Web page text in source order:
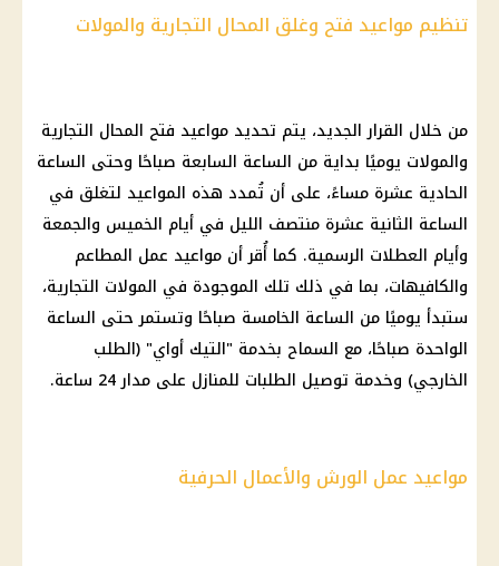
تنظيم مواعيد فتح وغلق المحال التجارية والمولات
من خلال القرار الجديد، يتم تحديد مواعيد فتح المحال التجارية
والمولات يوميًا بداية من الساعة السابعة صباحًا وحتى الساعة
الحادية عشرة مساءً، على أن تُمدد هذه المواعيد لتغلق في
الساعة الثانية عشرة منتصف الليل في أيام الخميس والجمعة
وأيام العطلات الرسمية. كما أُقر أن مواعيد عمل المطاعم
والكافيهات، بما في ذلك تلك الموجودة في المولات التجارية،
ستبدأ يوميًا من الساعة الخامسة صباحًا وتستمر حتى الساعة
الواحدة صباحًا، مع السماح بخدمة "التيك أواي" (الطلب
الخارجي) وخدمة توصيل الطلبات للمنازل على مدار 24 ساعة.
مواعيد عمل الورش والأعمال الحرفية